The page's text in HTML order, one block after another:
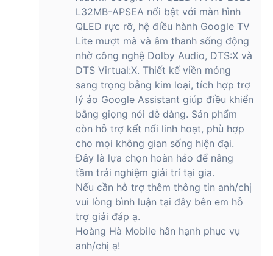
L32MB-APSEA nổi bật với màn hình
QLED rực rỡ, hệ điều hành Google TV
Lite mượt mà và âm thanh sống động
nhờ công nghệ Dolby Audio, DTS:X và
DTS Virtual:X. Thiết kế viền mỏng
sang trọng bằng kim loại, tích hợp trợ
lý ảo Google Assistant giúp điều khiển
bằng giọng nói dễ dàng. Sản phẩm
còn hỗ trợ kết nối linh hoạt, phù hợp
cho mọi không gian sống hiện đại.
Đây là lựa chọn hoàn hảo để nâng
tầm trải nghiệm giải trí tại gia.
Nếu cần hỗ trợ thêm thông tin anh/chị
vui lòng bình luận tại đây bên em hỗ
trợ giải đáp ạ.
Hoàng Hà Mobile hân hạnh phục vụ
anh/chị ạ!